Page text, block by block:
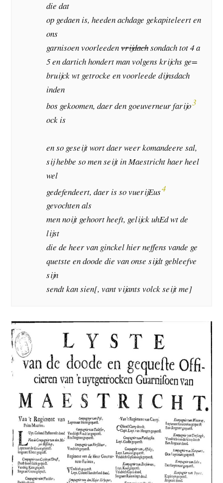
die dat
op gedaen is, heeden achdage gekapiteleert en
ons
garnisoen voorleedenvrijdachsondach tot 4 a
5 en dartich hondert man volgens krijchs ge=
bruijck wt getrocke en voorleede dijnsdach
inden
bos gekoomen, daer den goeuverneur farijo3
ock is
en so geseijt wort daer weer komandeere sal,
sij hebbe so men seijt in Maestricht haer heel
wel
gedefendeert, daer is so vuerijEus4
gevochten als
men noijt gehoort heeft, gelijck uhEd wt de
lijst
die de heer van ginckel hier neffens vande ge
quetste en doode die van onse sijdt gebleefve
sijn
sendt kan sien[, vant vijants volck seijt me]